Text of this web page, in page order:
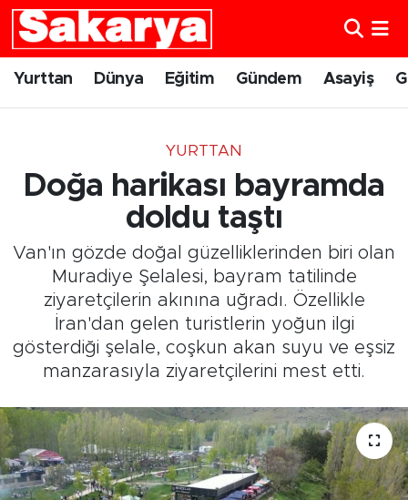
Yurttan Dünya Eğitim Gündem Asayiş
YURTTAN
Doğa harikası bayramda
doldu taştı
Van'ın gözde doğal güzelliklerinden biri olan
Muradiye Şelalesi, bayram tatilinde
ziyaretçilerin akınına uğradı. Özellikle
İran'dan gelen turistlerin yoğun ilgi
gösterdiği şelale, coşkun akan suyu ve eşsiz
manzarasıyla ziyaretçilerini mest etti.
Yurttan
Eskişehirspor
Spor
Sağlık
Tarihçe
Resmi İlanlar
Eskişehir Nöbetçi Eczaneler
Eskişehir Trafik Yoğunluk Haritası
Süper Lig Puan Durumu ve Fikstür
Tüm Manşetler
Son Dakika Haberleri